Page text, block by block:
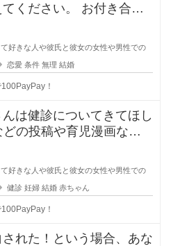
い。 お付き合い
い
好きな人や彼氏と彼女の女性や男性での
恋愛 条件 無理 結婚
！
は健診についてきてほし
の投稿や育児漫画など
の良さそう
好きな人や彼氏と彼女の女性や男性での
健診 妊婦 結婚 赤ちゃん
！
れた！という場合、あな